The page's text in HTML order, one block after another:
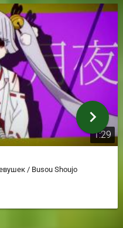
1:29
/ Busou Shoujo
chevron_right